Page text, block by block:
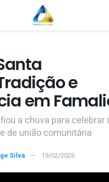
e
em
a chuva para celebrar
de união comunitária
Silva 19/02/2026